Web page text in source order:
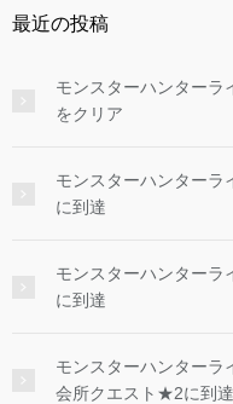
最近の投稿
モンスターハンター
をクリア
モンスターハンター
に到達
モンスターハンター
に到達
モンスターハンター
会所クエスト★2に到達